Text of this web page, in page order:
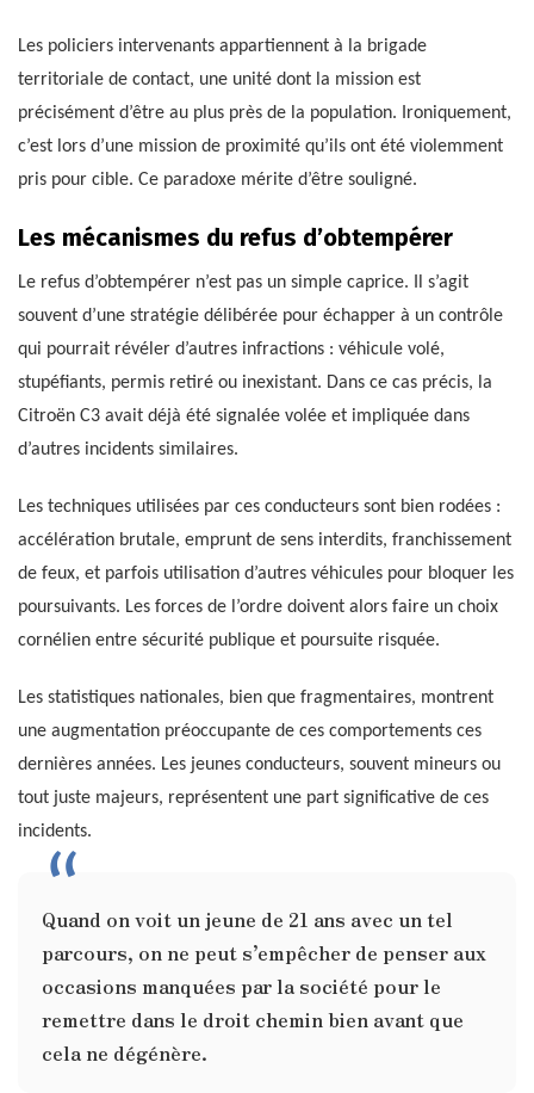
Les policiers intervenants appartiennent à la brigade
territoriale de contact, une unité dont la mission est
précisément d’être au plus près de la population. Ironiquement,
c’est lors d’une mission de proximité qu’ils ont été violemment
pris pour cible. Ce paradoxe mérite d’être souligné.
Les mécanismes du refus d’obtempérer
Le refus d’obtempérer n’est pas un simple caprice. Il s’agit
souvent d’une stratégie délibérée pour échapper à un contrôle
qui pourrait révéler d’autres infractions : véhicule volé,
stupéfiants, permis retiré ou inexistant. Dans ce cas précis, la
Citroën C3 avait déjà été signalée volée et impliquée dans
d’autres incidents similaires.
Les techniques utilisées par ces conducteurs sont bien rodées :
accélération brutale, emprunt de sens interdits, franchissement
de feux, et parfois utilisation d’autres véhicules pour bloquer les
poursuivants. Les forces de l’ordre doivent alors faire un choix
cornélien entre sécurité publique et poursuite risquée.
Les statistiques nationales, bien que fragmentaires, montrent
une augmentation préoccupante de ces comportements ces
dernières années. Les jeunes conducteurs, souvent mineurs ou
tout juste majeurs, représentent une part significative de ces
incidents.
Quand on voit un jeune de 21 ans avec un tel
parcours, on ne peut s’empêcher de penser aux
occasions manquées par la société pour le
remettre dans le droit chemin bien avant que
cela ne dégénère.